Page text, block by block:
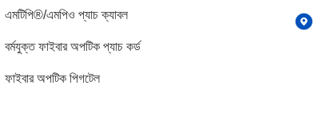
এমটিপি®/এমপিও প্যাচ ক্যাবল
বর্মযুক্ত ফাইবার অপটিক প্যাচ কর্ড
ফাইবার অপটিক পিগটেল